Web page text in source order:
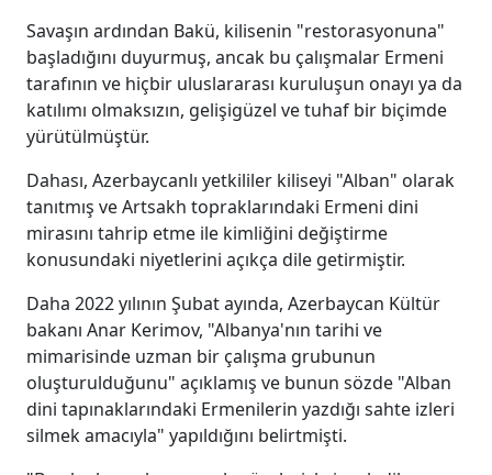
Savaşın ardından Bakü, kilisenin "restorasyonuna"
başladığını duyurmuş, ancak bu çalışmalar Ermeni
tarafının ve hiçbir uluslararası kuruluşun onayı ya da
katılımı olmaksızın, gelişigüzel ve tuhaf bir biçimde
yürütülmüştür.
Dahası, Azerbaycanlı yetkililer kiliseyi "Alban" olarak
tanıtmış ve Artsakh topraklarındaki Ermeni dini
mirasını tahrip etme ile kimliğini değiştirme
konusundaki niyetlerini açıkça dile getirmiştir.
Daha 2022 yılının Şubat ayında, Azerbaycan Kültür
bakanı Anar Kerimov, "Albanya'nın tarihi ve
mimarisinde uzman bir çalışma grubunun
oluşturulduğunu" açıklamış ve bunun sözde "Alban
dini tapınaklarındaki Ermenilerin yazdığı sahte izleri
silmek amacıyla" yapıldığını belirtmişti.